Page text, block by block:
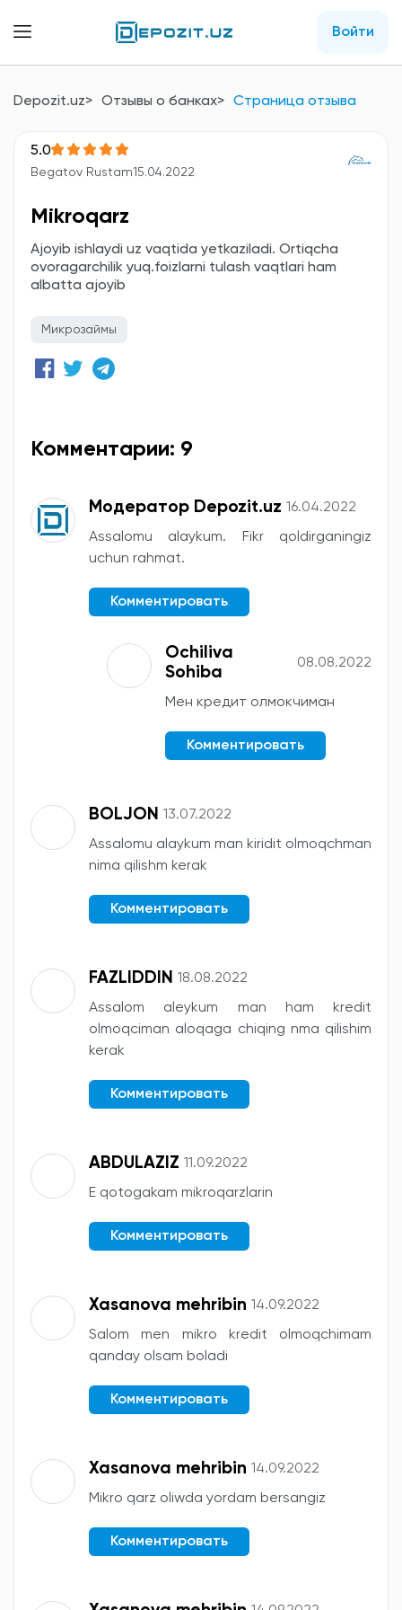
Войти
Depozit.uz Отзывы о банках Страница отзыва
5.0
Begatov Rustam15.04.2022
Mikroqarz
Ajoyib ishlaydi uz vaqtida yetkaziladi. Ortiqcha
ovoragarchilik yuq.foizlarni tulash vaqtlari ham
albatta ajoyib
Микрозаймы
Комментарии: 9
Модератор Depozit.uz 16.04.2022
Assalomu alaykum. Fikr qoldirganingiz
uchun rahmat.
Комментировать
Ochiliva
Sohiba
08.08.2022
Мен кредит олмокчиман
Комментировать
BOLJON 13.07.2022
Assalomu alaykum man kiridit olmoqchman
nima qilishm kerak
Комментировать
FAZLIDDIN 18.08.2022
Assalom aleykum man ham kredit
olmoqciman aloqaga chiqing nma qilishim
kerak
Комментировать
ABDULAZIZ 11.09.2022
E qotogakam mikroqarzlarin
Комментировать
Xasanova mehribin 14.09.2022
Salom men mikro kredit olmoqchimam
qanday olsam boladi
Комментировать
Xasanova mehribin 14.09.2022
Mikro qarz oliwda yordam bersangiz
Комментировать